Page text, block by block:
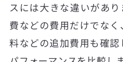
スには大きな違いがあ
費などの費用だけでな
料などの追加費用も確